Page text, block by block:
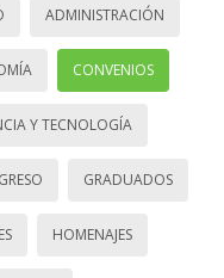
ADMINISTRACIÓN
CONVENIOS
Y TECNOLOGÍA
GRADUADOS
HOMENAJES